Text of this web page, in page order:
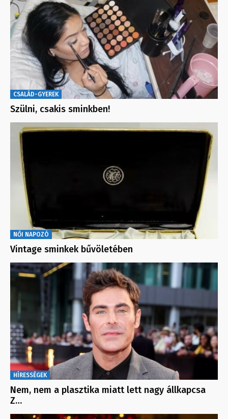
CSALÁD-GYEREK
Szülni, csakis sminkben!
NŐI NAPOZÓ
Vintage sminkek bűvöletében
HÍRESSÉGEK
Nem, nem a plasztika miatt lett nagy állkapcsa
Z…